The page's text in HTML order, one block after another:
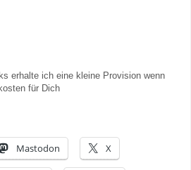
erhalte ich eine kleine Provision wenn
für Dich
Mastodon X